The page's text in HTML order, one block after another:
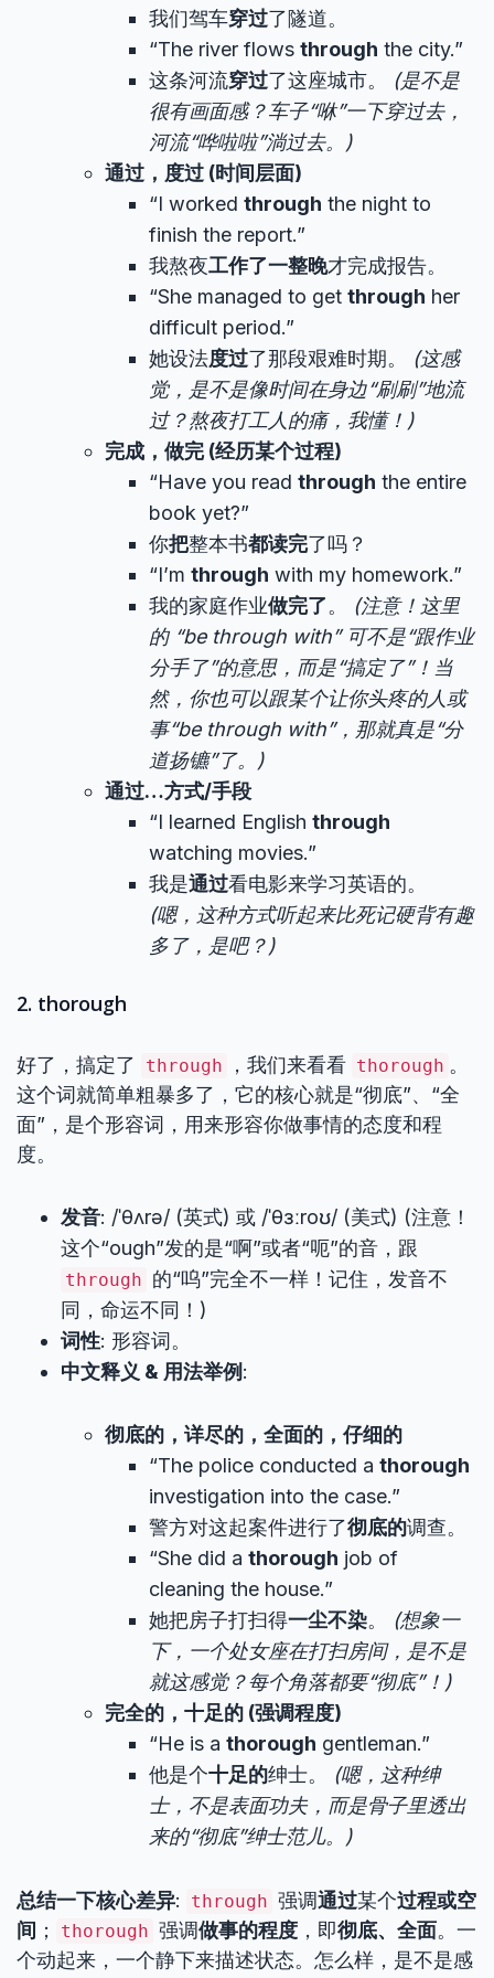
我们驾车穿过了隧道。
“The river flows through the city.”
这条河流穿过了这座城市。 (是不是
很有画面感？车子“咻”一下穿过去，
河流“哗啦啦”淌过去。)
通过，度过 (时间层面)
“I worked through the night to
finish the report.”
我熬夜工作了一整晚才完成报告。
“She managed to get through her
difficult period.”
她设法度过了那段艰难时期。 (这感
觉，是不是像时间在身边“刷刷”地流
过？熬夜打工人的痛，我懂！)
完成，做完 (经历某个过程)
“Have you read through the entire
book yet?”
你把整本书都读完了吗？
“I’m through with my homework.”
我的家庭作业做完了。 (注意！这里
的 “be through with” 可不是“跟作业
分手了”的意思，而是“搞定了”！当
然，你也可以跟某个让你头疼的人或
事“be through with”，那就真是“分
道扬镳”了。)
通过…方式/手段
“I learned English through
watching movies.”
我是通过看电影来学习英语的。
(嗯，这种方式听起来比死记硬背有趣
多了，是吧？)
2. thorough
好了，搞定了 through ，我们来看看 thorough 。
这个词就简单粗暴多了，它的核心就是“彻底”、“全
面”，是个形容词，用来形容你做事情的态度和程
度。
发音: /ˈθʌrə/ (英式) 或 /ˈθɜːroʊ/ (美式) (注意！
这个“ough”发的是“啊”或者“呃”的音，跟
through 的“呜”完全不一样！记住，发音不
同，命运不同！)
词性: 形容词。
中文释义 & 用法举例:
彻底的，详尽的，全面的，仔细的
“The police conducted a thorough
investigation into the case.”
警方对这起案件进行了彻底的调查。
“She did a thorough job of
cleaning the house.”
她把房子打扫得一尘不染。 (想象一
下，一个处女座在打扫房间，是不是
就这感觉？每个角落都要“彻底”！)
完全的，十足的 (强调程度)
“He is a thorough gentleman.”
他是个十足的绅士。 (嗯，这种绅
士，不是表面功夫，而是骨子里透出
来的“彻底”绅士范儿。)
总结一下核心差异: through 强调通过某个过程或空
间 ； thorough 强调做事的程度 ，即彻底、全面。一
个动起来，一个静下来描述状态。怎么样，是不是感